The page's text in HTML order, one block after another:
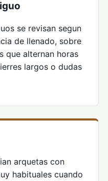
se revisan segun
de llenado, sobre
que alternan horas
largos o dudas
arquetas con
habituales cuando